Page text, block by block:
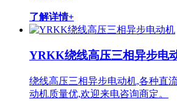
了解详情+
YRKK绕线高压三相异步电
绕线高压三相异步电动机,各种直
动机质量优,欢迎来电咨询商定。